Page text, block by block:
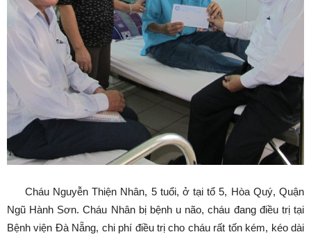
Cháu Nguyễn Thiện Nhân, 5 tuổi, ở tại tổ 5, Hòa Quý, Quận
Ngũ Hành Sơn. Cháu Nhân bị bệnh u não, cháu đang điều trị tại
Bệnh viện Đà Nẵng, chi phí điều trị cho cháu rất tốn kém, kéo dài